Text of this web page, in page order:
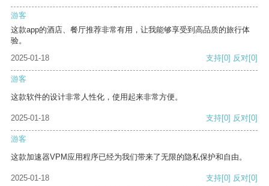
游客
这款app的酒店、餐厅推荐非常有用，让我能够享受到高品质的旅行体
验。
2025-01-18
支持[0] 反对[0]
游客
这款软件的设计非常人性化，使用起来非常方便。
2025-01-18 支持[0] 反对[0]
游客
这款加速器VPM应用程序已经为我们带来了无限的隐私保护和自由。
2025-01-18 支持[0] 反对[0]